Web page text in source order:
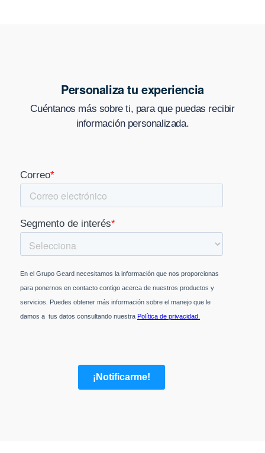
Personaliza tu experiencia
Cuéntanos más sobre ti, para que puedas recibir
información personalizada.